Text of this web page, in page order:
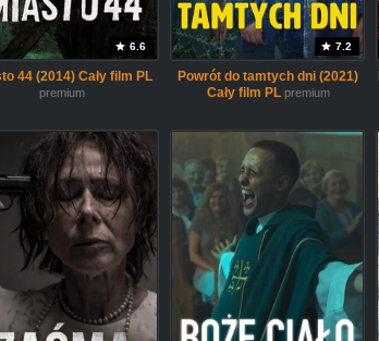
6.6
44 (2014) Cały film PL
premium
7.2
Powrót do tamtych dni (2021)
Cały film PL premium